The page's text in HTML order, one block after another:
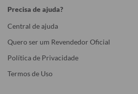
Precisa de ajuda?
Central de ajuda
Quero ser um Revendedor Oficial
Política de Privacidade
Termos de Uso